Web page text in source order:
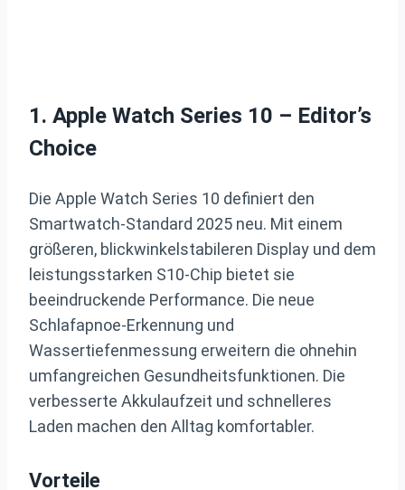
1. Apple Watch Series 10 – Editor’s
Choice
Die Apple Watch Series 10 definiert den
Smartwatch-Standard 2025 neu. Mit einem
größeren, blickwinkelstabileren Display und dem
leistungsstarken S10-Chip bietet sie
beeindruckende Performance. Die neue
Schlafapnoe-Erkennung und
Wassertiefenmessung erweitern die ohnehin
umfangreichen Gesundheitsfunktionen. Die
verbesserte Akkulaufzeit und schnelleres
Laden machen den Alltag komfortabler.
Vorteile